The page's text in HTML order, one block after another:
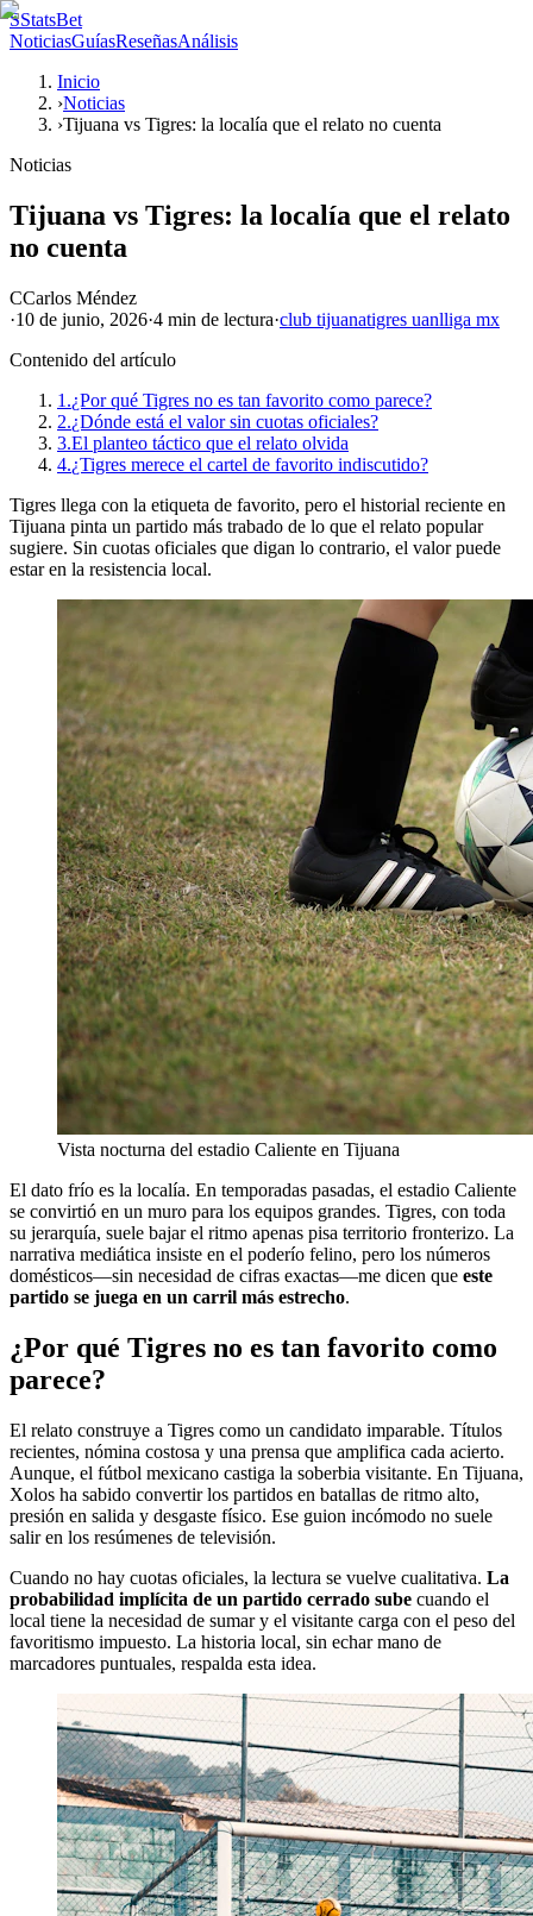
SStatsBet
NoticiasGuíasReseñasAnálisis
Inicio
›Noticias
›Tijuana vs Tigres: la localía que el relato no cuenta
Noticias
Tijuana vs Tigres: la localía que el relato
no cuenta
CCarlos Méndez
·10 de junio, 2026·4 min de lectura·club tijuanatigres uanlliga mx
Contenido del artículo
1.¿Por qué Tigres no es tan favorito como parece?
2.¿Dónde está el valor sin cuotas oficiales?
3.El planteo táctico que el relato olvida
4.¿Tigres merece el cartel de favorito indiscutido?
Tigres llega con la etiqueta de favorito, pero el historial reciente en
Tijuana pinta un partido más trabado de lo que el relato popular
sugiere. Sin cuotas oficiales que digan lo contrario, el valor puede
estar en la resistencia local.
Vista nocturna del estadio Caliente en Tijuana
El dato frío es la localía. En temporadas pasadas, el estadio Caliente
se convirtió en un muro para los equipos grandes. Tigres, con toda
su jerarquía, suele bajar el ritmo apenas pisa territorio fronterizo. La
narrativa mediática insiste en el poderío felino, pero los números
domésticos—sin necesidad de cifras exactas—me dicen que este
partido se juega en un carril más estrecho.
¿Por qué Tigres no es tan favorito como
parece?
El relato construye a Tigres como un candidato imparable. Títulos
recientes, nómina costosa y una prensa que amplifica cada acierto.
Aunque, el fútbol mexicano castiga la soberbia visitante. En Tijuana,
Xolos ha sabido convertir los partidos en batallas de ritmo alto,
presión en salida y desgaste físico. Ese guion incómodo no suele
salir en los resúmenes de televisión.
Cuando no hay cuotas oficiales, la lectura se vuelve cualitativa. La
probabilidad implícita de un partido cerrado sube cuando el
local tiene la necesidad de sumar y el visitante carga con el peso del
favoritismo impuesto. La historia local, sin echar mano de
marcadores puntuales, respalda esta idea.